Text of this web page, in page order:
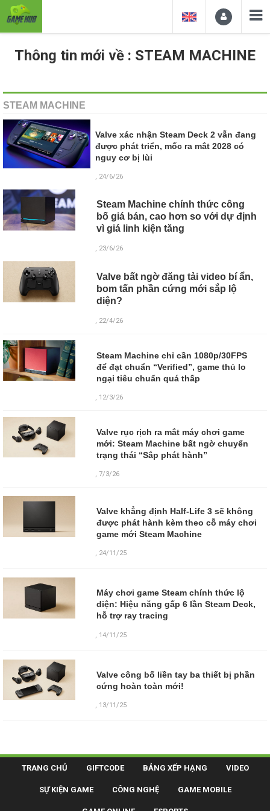
Thông tin mới về : STEAM MACHINE
STEAM MACHINE
Valve xác nhận Steam Deck 2 vẫn đang
được phát triển, mốc ra mắt 2028 có
nguy cơ bị lùi
, 24/6/26
Steam Machine chính thức công
bố giá bán, cao hơn so với dự định
vì giá linh kiện tăng
, 23/6/26
Valve bất ngờ đăng tải video bí ẩn,
bom tấn phần cứng mới sắp lộ
diện?
, 22/4/26
Steam Machine chỉ cần 1080p/30FPS
để đạt chuẩn “Verified”, game thủ lo
ngại tiêu chuẩn quá thấp
, 12/3/26
Valve rục rịch ra mắt máy chơi game
mới: Steam Machine bất ngờ chuyển
trạng thái “Sắp phát hành”
, 7/3/26
Valve khẳng định Half-Life 3 sẽ không
được phát hành kèm theo cỗ máy chơi
game mới Steam Machine
, 24/11/25
Máy chơi game Steam chính thức lộ
diện: Hiệu năng gấp 6 lần Steam Deck,
hỗ trợ ray tracing
14/11/25
Valve công bố liền tay ba thiết bị phần
cứng hoàn toàn mới!
, 13/11/25
TRANG CHỦ GIFTCODE BẢNG XẾP HẠNG VIDEO
SỰ KIỆN GAME CÔNG NGHỆ GAME MOBILE